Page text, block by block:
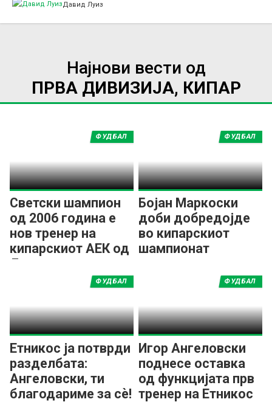
Давид Луиз
Најнови вести од
ПРВА ДИВИЗИЈА, КИПАР
Светски шампион
од 2006 година е
нов тренер на
кипарскиот АЕК од
Ларнака
ФУДБАЛ
Бојан Маркоски
доби добредојде
во кипарскиот
шампионат
ФУДБАЛ
Етникос ја потврди
разделбата:
Ангеловски, ти
благодариме за сè!
ФУДБАЛ
Игор Ангеловски
поднесе оставка
од функцијата прв
тренер на Етникос
ФУДБАЛ